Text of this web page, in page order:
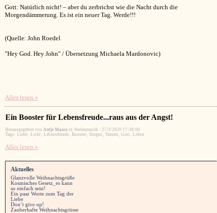
Gott: Natürlich nicht! – aber du zerbrichst wie die Nacht durch die
Morgendämmerung. Es ist ein neuer Tag. Werde!!!
(Quelle: John Roedel
"Hey God. Hey John" / Übersetzung Michaela Mardonovic)
Alles lesen »
Ein Booster für Lebensfreude...raus aus der Angst!
Herausgegeben von Antje Maass in Seelenmusik · 27/3/2020 17:38:00
Tags: Liebe, Licht , Lebensfreude, Booster, Singen , Tanzen , Gott , Leben
Alles lesen »
Aktuelles
Glanzvolle Weihnachtsgrüße
Kosmisches Gesetz_es kann
so einfach sein!
Ein paar Worte zum Tag der
Liebe
Don’t give up!
Zauberhafte Weihnachtsgrüsse